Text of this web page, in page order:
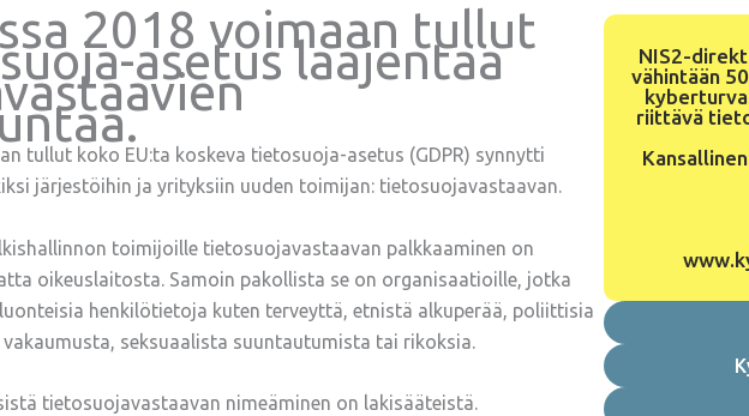
2018 voimaan tullut
asetus laajentaa
tullut koko EU:ta koskeva tietosuoja-asetus (GDPR) synnytti
järjestöihin ja yrityksiin uuden toimijan: tietosuojavastaavan.
toimijoille tietosuojavastaavan palkkaaminen on
oikeuslaitosta. Samoin pakollista se on organisaatioille, jotka
henkilötietoja kuten terveyttä, etnistä alkuperää, poliittisia
seksuaalista suuntautumista tai rikoksia.
tietosuojavastaavan nimeäminen on lakisääteistä.
NIS2-
vähintään
riittävä
www.